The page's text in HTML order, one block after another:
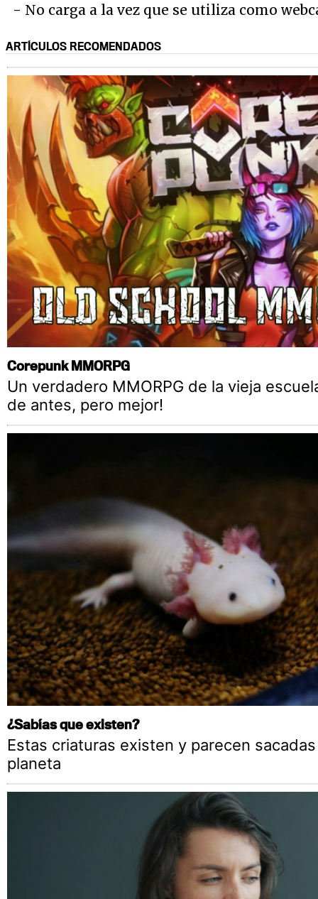
- No carga a la vez que se utiliza como
ARTÍCULOS RECOMENDADOS
Corepunk MMORPG
Un verdadero MMORPG de la vieja
de antes, pero mejor!
¿Sabías que existen?
Estas criaturas existen y parecen
planeta